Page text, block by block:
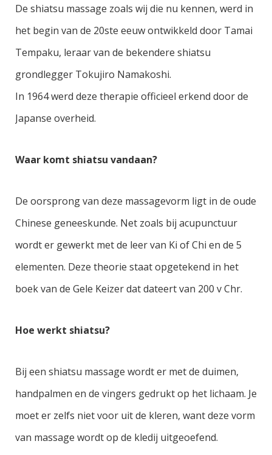
De shiatsu massage zoals wij die nu kennen, werd in
het begin van de 20ste eeuw ontwikkeld door Tamai
Tempaku, leraar van de bekendere shiatsu
grondlegger Tokujiro Namakoshi.
In 1964 werd deze therapie officieel erkend door de
Japanse overheid.
Waar komt shiatsu vandaan?
De oorsprong van deze massagevorm ligt in de oude
Chinese geneeskunde. Net zoals bij acupunctuur
wordt er gewerkt met de leer van Ki of Chi en de 5
elementen. Deze theorie staat opgetekend in het
boek van de Gele Keizer dat dateert van 200 v Chr.
Hoe werkt shiatsu?
Bij een shiatsu massage wordt er met de duimen,
handpalmen en de vingers gedrukt op het lichaam. Je
moet er zelfs niet voor uit de kleren, want deze vorm
van massage wordt op de kledij uitgeoefend.